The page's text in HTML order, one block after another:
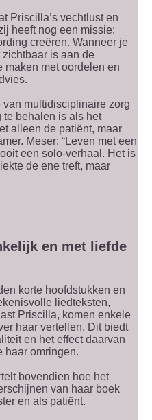
Priscilla’s vechtlust en
heeft nog een missie:
creëren. Wanneer je
is aan de
maken met oordelen en
multidisciplinaire zorg
te behalen is als het
alleen de patiënt, maar
Meser: “Leven met een
een solo-verhaal. Het is
de ene treft, maar
en met liefde
korte hoofdstukken en
liedteksten,
Priscilla, komen enkele
haar vertellen. Dit biedt
en het effect daarvan
haar omringen.
bovendien hoe het
van haar boek
en als patiënt.